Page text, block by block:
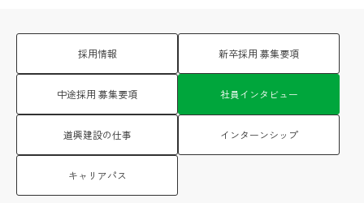
採用情報 新卒採用 募集要項
中途採用 募集要項 社員インタビュー
道興建設の仕事 インターンシップ
キャリアパス